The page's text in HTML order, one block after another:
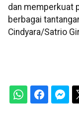
dan memperkuat
berbagai
Cindyara/Satrio